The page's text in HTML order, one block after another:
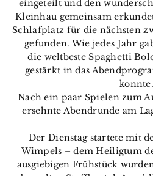
eingeteilt und den
Kleinhau gemeinsam
Schlafplatz für die nächsten
gefunden. Wie jedes Jahr
die weltbeste Spaghetti
gestärkt in das
konnte.
Nach ein paar Spielen zum
ersehnte Abendrunde am
Der Dienstag startete mit
Wimpels – dem Heiligtum
ausgiebigen Frühstück